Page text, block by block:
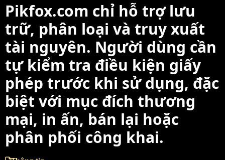
Pikfox.com chỉ hỗ trợ lưu
trữ, phân loại và truy xuất
tài nguyên. Người dùng cần
tự kiểm tra điều kiện giấy
phép trước khi sử dụng, đặc
biệt với mục đích thương
mại, in ấn, bán lại hoặc
phân phối công khai.